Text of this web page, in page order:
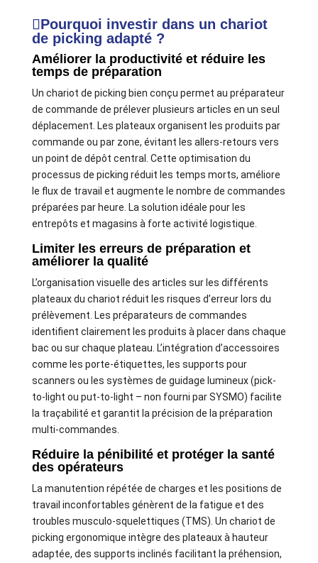
Pourquoi investir dans un chariot
de picking adapté ?
Améliorer la productivité et réduire les
temps de préparation
Un chariot de picking bien conçu permet au préparateur
de commande de prélever plusieurs articles en un seul
déplacement. Les plateaux organisent les produits par
commande ou par zone, évitant les allers-retours vers
un point de dépôt central. Cette optimisation du
processus de picking réduit les temps morts, améliore
le flux de travail et augmente le nombre de commandes
préparées par heure. La solution idéale pour les
entrepôts et magasins à forte activité logistique.
Limiter les erreurs de préparation et
améliorer la qualité
L’organisation visuelle des articles sur les différents
plateaux du chariot réduit les risques d’erreur lors du
prélèvement. Les préparateurs de commandes
identifient clairement les produits à placer dans chaque
bac ou sur chaque plateau. L’intégration d’accessoires
comme les porte-étiquettes, les supports pour
scanners ou les systèmes de guidage lumineux (pick-
to-light ou put-to-light – non fourni par SYSMO) facilite
la traçabilité et garantit la précision de la préparation
multi-commandes.
Réduire la pénibilité et protéger la santé
des opérateurs
La manutention répétée de charges et les positions de
travail inconfortables génèrent de la fatigue et des
troubles musculo-squelettiques (TMS). Un chariot de
picking ergonomique intègre des plateaux à hauteur
adaptée, des supports inclinés facilitant la préhension,